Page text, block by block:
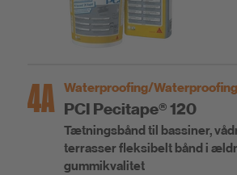
4A Waterproofing/
PCI Pecitape® 120
Tætningsbånd til bassiner,
terrasser fleksibelt bånd i
gummikvalitet